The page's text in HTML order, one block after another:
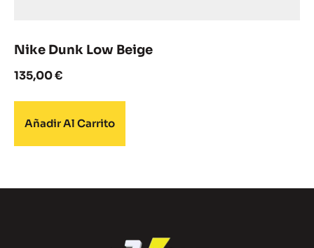
Nike Dunk Low Beige
135,00€
Añadir Al Carrito